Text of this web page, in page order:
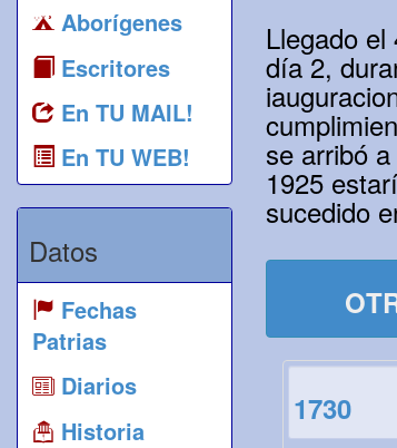
Aborígenes
Escritores
En TU MAIL!
En TU WEB!
Datos
Fechas
Patrias
Diarios
Historia
Llegado
día 2,
se arribó
1925
sucedido
1730